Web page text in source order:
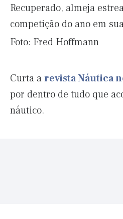
Recuperado, almeja
competição do ano em
Foto: Fred Hoffmann
Curta arevista Náutica
por dentro de tudo que
náutico.